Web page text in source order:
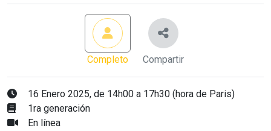
Completo Compartir
16 Enero 2025, de 14h00 a 17h30 (hora de Paris)
1ra generación
En línea